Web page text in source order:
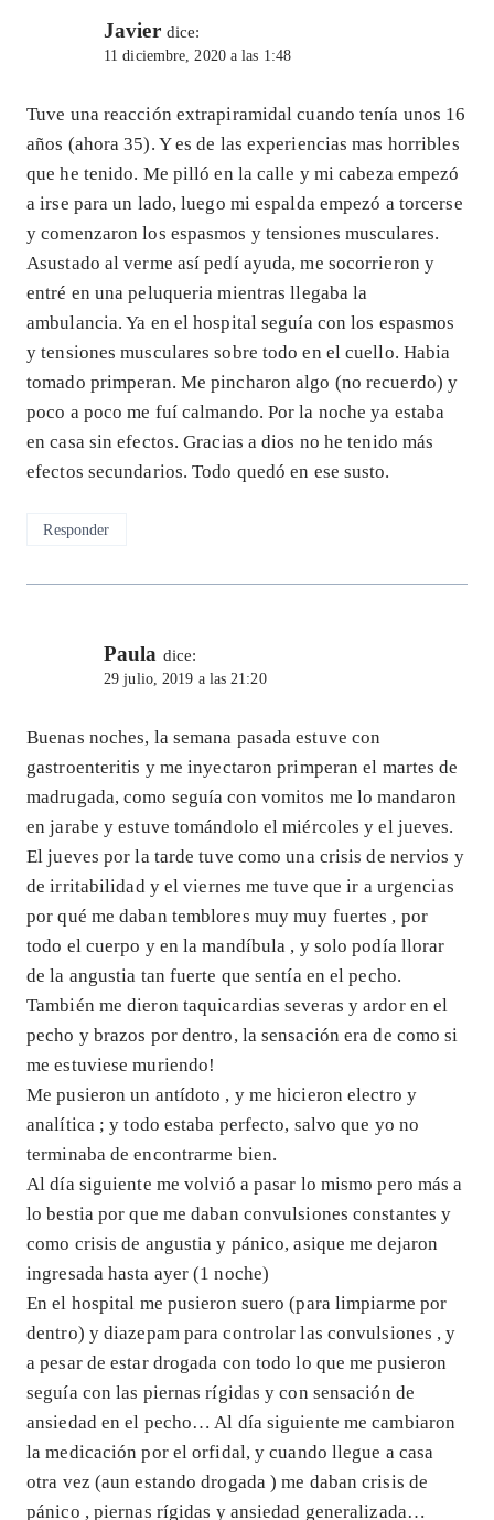
Javier dice:
11 diciembre, 2020 a las 1:48
Tuve una reacción extrapiramidal cuando tenía unos 16
años (ahora 35). Y es de las experiencias mas horribles
que he tenido. Me pilló en la calle y mi cabeza empezó
a irse para un lado, luego mi espalda empezó a torcerse
y comenzaron los espasmos y tensiones musculares.
Asustado al verme así pedí ayuda, me socorrieron y
entré en una peluqueria mientras llegaba la
ambulancia. Ya en el hospital seguía con los espasmos
y tensiones musculares sobre todo en el cuello. Habia
tomado primperan. Me pincharon algo (no recuerdo) y
poco a poco me fuí calmando. Por la noche ya estaba
en casa sin efectos. Gracias a dios no he tenido más
efectos secundarios. Todo quedó en ese susto.
Responder
Paula dice:
29 julio, 2019 a las 21:20
Buenas noches, la semana pasada estuve con
gastroenteritis y me inyectaron primperan el martes de
madrugada, como seguía con vomitos me lo mandaron
en jarabe y estuve tomándolo el miércoles y el jueves.
El jueves por la tarde tuve como una crisis de nervios y
de irritabilidad y el viernes me tuve que ir a urgencias
por qué me daban temblores muy muy fuertes , por
todo el cuerpo y en la mandíbula , y solo podía llorar
de la angustia tan fuerte que sentía en el pecho.
También me dieron taquicardias severas y ardor en el
pecho y brazos por dentro, la sensación era de como si
me estuviese muriendo!
Me pusieron un antídoto , y me hicieron electro y
analítica ; y todo estaba perfecto, salvo que yo no
terminaba de encontrarme bien.
Al día siguiente me volvió a pasar lo mismo pero más a
lo bestia por que me daban convulsiones constantes y
como crisis de angustia y pánico, asique me dejaron
ingresada hasta ayer (1 noche)
En el hospital me pusieron suero (para limpiarme por
dentro) y diazepam para controlar las convulsiones , y
a pesar de estar drogada con todo lo que me pusieron
seguía con las piernas rígidas y con sensación de
ansiedad en el pecho… Al día siguiente me cambiaron
la medicación por el orfidal, y cuando llegue a casa
otra vez (aun estando drogada ) me daban crisis de
pánico , piernas rígidas y ansiedad generalizada…